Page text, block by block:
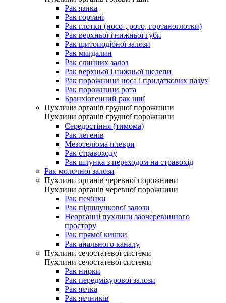
Рак язика
Рак гортані
Рак глотки (носо-, рото, гортаноглотки)
Рак верхньої і нижньої губи
Рак щитоподібної залози
Рак мигдалин
Рак слинних залоз
Рак верхньої і нижньої щелепи
Рак порожнини носа і придаткових пазух
Рак порожнини рота
Бранхіогенний рак шиї
Пухлини органів грудної порожнини
Пухлини органів грудної порожнини
Середостіння (тимома)
Рак легенів
Мезотеліома плеври
Рак стравоходу
Рак шлунка з переходом на стравохід
Рак молочної залози
Пухлини органів черевної порожнини
Пухлини органів черевної порожнини
Рак печінки
Рак підшлункової залози
Неорганні пухлини заочеревинного
простору
Рак прямої кишки
Рак анального каналу
Пухлини сечостатевої системи
Пухлини сечостатевої системи
Рак нирки
Рак передміхурової залози
Рак яєчка
Рак яєчників